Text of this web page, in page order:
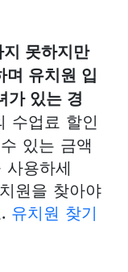
못하지만
유치원 입
가 있는 경
수업료 할인
있는 금액
용하세
원을 찾아야
유치원 찾기